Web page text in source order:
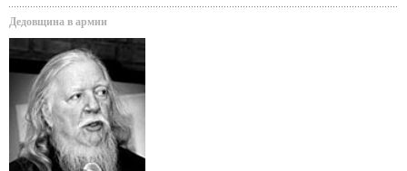
Дедовщина в армии